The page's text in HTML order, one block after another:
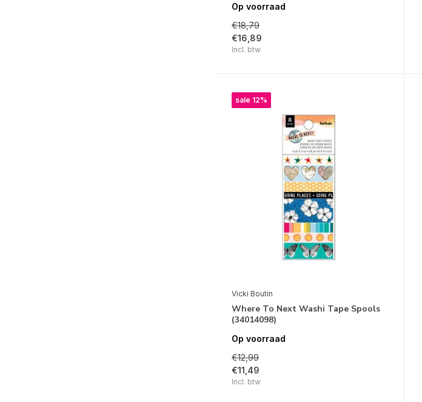
Op voorraad
€18,79
€16,89
Incl. btw
sale 12%
Vicki Boutin
Where To Next Washi Tape Spools
(34014098)
Op voorraad
€12,99
€11,49
Incl. btw